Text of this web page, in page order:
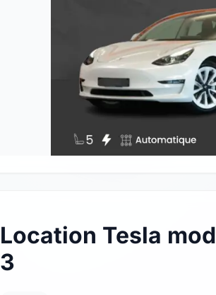
Location Tesla
3